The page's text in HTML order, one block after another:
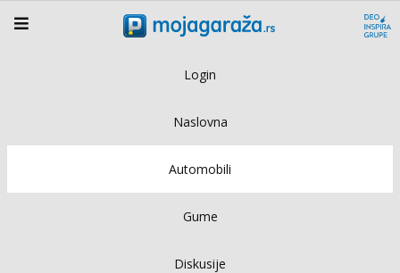
Login
Naslovna
Automobili
Gume
Diskusije